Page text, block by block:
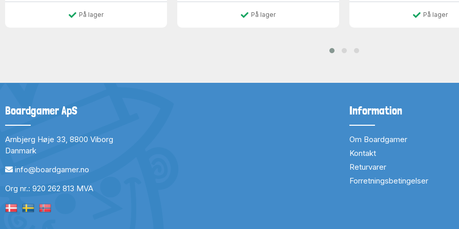
På lager På lager På lager
Boardgamer ApS
Arnbjerg Høje 33, 8800 Viborg
Danmark
info@boardgamer.no
Org nr.: 920 262 813 MVA
Information
Om Boardgamer
Kontakt
Returvarer
Forretningsbetingelser